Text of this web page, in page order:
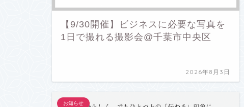
【9/30開催】ビジネスに必要な写真を
1日で撮れる撮影会@千葉市中央区
2026年8月3日
お知らせ